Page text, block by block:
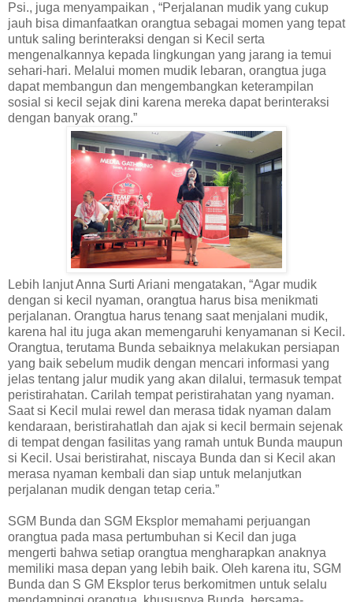
Psi., juga menyampaikan , “Perjalanan mudik yang cukup
jauh bisa dimanfaatkan orangtua sebagai momen yang tepat
untuk saling berinteraksi dengan si Kecil serta
mengenalkannya kepada lingkungan yang jarang ia temui
sehari-hari. Melalui momen mudik lebaran, orangtua juga
dapat membangun dan mengembangkan keterampilan
sosial si kecil sejak dini karena mereka dapat berinteraksi
dengan banyak orang.”
Lebih lanjut Anna Surti Ariani mengatakan, “Agar mudik
dengan si kecil nyaman, orangtua harus bisa menikmati
perjalanan. Orangtua harus tenang saat menjalani mudik,
karena hal itu juga akan memengaruhi kenyamanan si Kecil.
Orangtua, terutama Bunda sebaiknya melakukan persiapan
yang baik sebelum mudik dengan mencari informasi yang
jelas tentang jalur mudik yang akan dilalui, termasuk tempat
peristirahatan. Carilah tempat peristirahatan yang nyaman.
Saat si Kecil mulai rewel dan merasa tidak nyaman dalam
kendaraan, beristirahatlah dan ajak si kecil bermain sejenak
di tempat dengan fasilitas yang ramah untuk Bunda maupun
si Kecil. Usai beristirahat, niscaya Bunda dan si Kecil akan
merasa nyaman kembali dan siap untuk melanjutkan
perjalanan mudik dengan tetap ceria.”
SGM Bunda dan SGM Eksplor memahami perjuangan
orangtua pada masa pertumbuhan si Kecil dan juga
mengerti bahwa setiap orangtua mengharapkan anaknya
memiliki masa depan yang lebih baik. Oleh karena itu, SGM
Bunda dan S GM Eksplor terus berkomitmen untuk selalu